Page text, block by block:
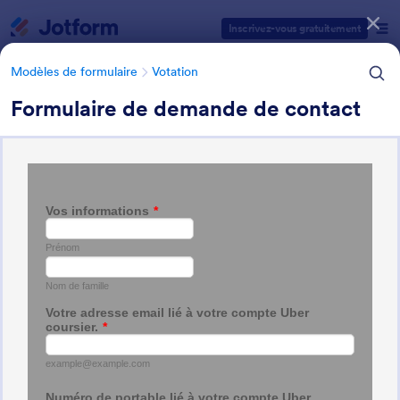
Inscrivez-vous gratuitement
Modèles de formulaire Votation
Formulaire de demande de contact
Formulaires Votation
8 modèles
Catégories des modèles de formulaires